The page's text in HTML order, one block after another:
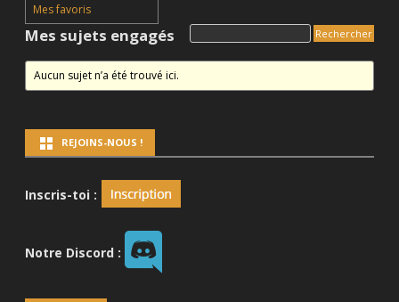
Mes favoris
Mes sujets engagés
Aucun sujet n’a été trouvé ici.
REJOINS-NOUS !
Inscris-toi :
Notre Discord :